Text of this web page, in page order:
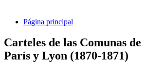
Página principal
Carteles de las Comunas de
París y Lyon (1870-1871)